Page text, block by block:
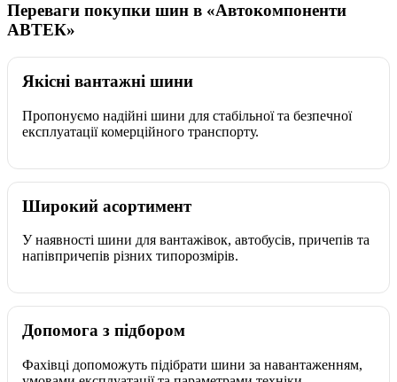
Переваги покупки шин в «Автокомпоненти
АВТЕК»
Якісні вантажні шини
Пропонуємо надійні шини для стабільної та безпечної
експлуатації комерційного транспорту.
Широкий асортимент
У наявності шини для вантажівок, автобусів, причепів та
напівпричепів різних типорозмірів.
Допомога з підбором
Фахівці допоможуть підібрати шини за навантаженням,